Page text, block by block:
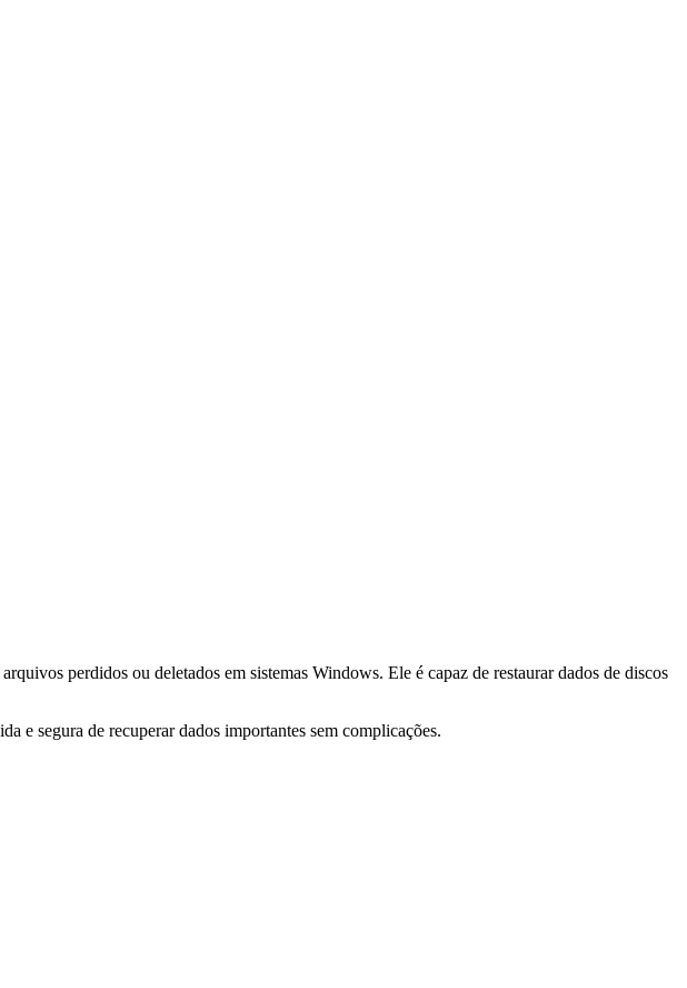
perdidos ou deletados em sistemas Windows. Ele é capaz de restaurar dados de discos
e segura de recuperar dados importantes sem complicações.